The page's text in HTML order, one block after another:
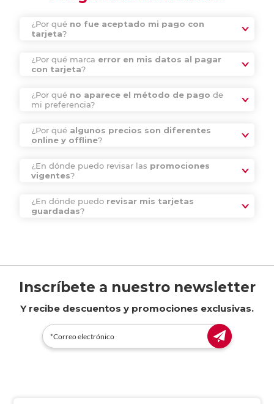
¿Por qué no fue aceptado mi pago con
tarjeta?
¿Por qué marca error en mis datos al pagar
con tarjeta?
¿Por qué no aparece el método de pago de
mi preferencia?
¿Por qué algunos precios son diferentes
online y offline?
¿En dónde puedo revisar las promociones
vigentes?
¿En dónde puedo revisar mis tarjetas
guardadas?
Inscríbete a nuestro newsletter
Y recibe descuentos y promociones exclusivas.